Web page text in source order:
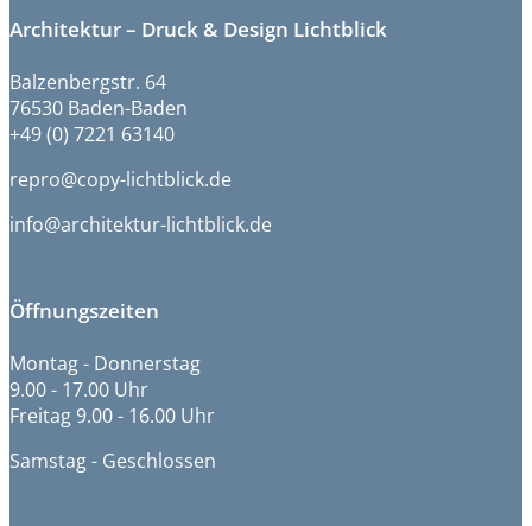
Architektur – Druck & Design Lichtblick
Balzenbergstr. 64
76530 Baden-Baden
+49 (0) 7221 63140
repro@copy-lichtblick.de
info@architektur-lichtblick.de
Öffnungszeiten
Montag - Donnerstag
9.00 - 17.00 Uhr
Freitag 9.00 - 16.00 Uhr
Samstag - Geschlossen